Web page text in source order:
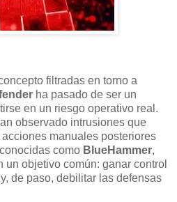
filtradas en torno a
ha pasado de ser un
en un riesgo operativo real.
observado intrusiones que
manuales posteriores
como BlueHammer,
un objetivo común: ganar control
de paso, debilitar las defensas